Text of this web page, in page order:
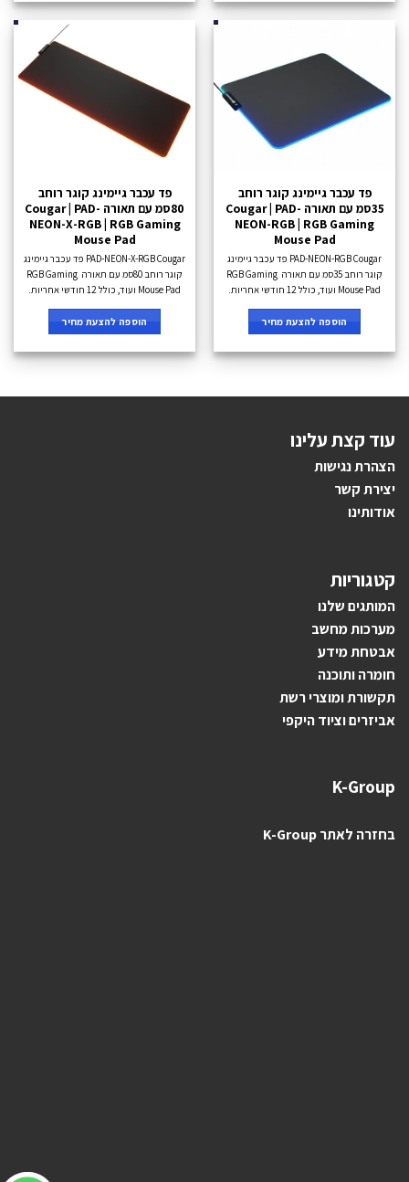
פד עכבר גיימינג קוגר רוחב
35סמ עם תאורה Cougar | PAD-
NEON-RGB | RGB Gaming
Mouse Pad
PAD-NEON-RGB Cougar פד עכבר גיימינג
קוגר רוחב 35סמ עם תאורה RGB Gaming
Mouse Pad ועוד, כולל 12 חודשי אחריות.
הוספה להצעת מחיר
פד עכבר גיימינג קוגר רוחב
80סמ עם תאורה Cougar | PAD-
NEON-X-RGB | RGB Gaming
Mouse Pad
PAD-NEON-X-RGB Cougar פד עכבר גיימינג
קוגר רוחב 80סמ עם תאורה RGB Gaming
Mouse Pad ועוד, כולל 12 חודשי אחריות.
הוספה להצעת מחיר
עוד קצת עלינו
הצהרת נגישות
יצירת קשר
אודותינו
קטגוריות
המותגים שלנו
מערכות מחשב
אבטחת מידע
חומרה ותוכנה
תקשורת ומוצרי רשת
אביזרים וציוד היקפי
K-Group
בחזרה לאתר K-Group